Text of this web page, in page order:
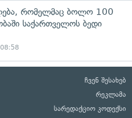
რომელმაც ბოლო 100
საქართველოს ბედი
ჩვენ შესახებ
რეკლამა
სარედაქციო კოდექსი